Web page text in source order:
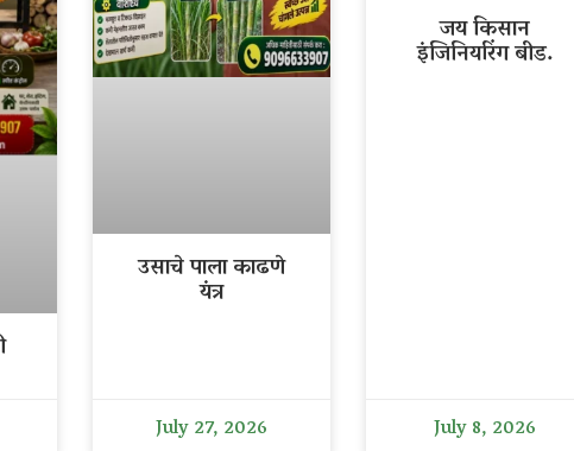
उसाचे पाला काढणे
यंत्र
July 27, 2026
जय किसान
इंजिनियरिंग बीड.
July 8, 2026